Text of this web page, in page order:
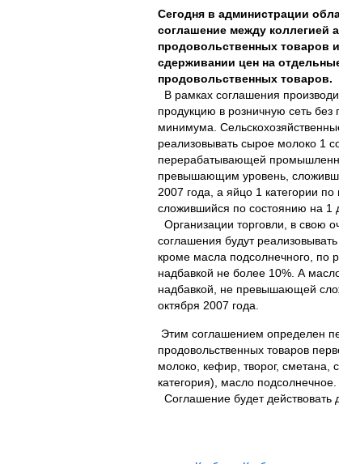
Сегодня в администрации
соглашение между коллегией
продовольственных товаров
сдерживании цен на
продовольственных товаров.
В рамках соглашения
продукцию в розничную сеть без
минимума.
реализовывать сырое молоко 1
перерабатывающей
превышающим уровень,
2007 года, а яйцо 1 категории
сложившийся по состоянию на 1
Организации торговли, в свою
соглашения будут
кроме масла подсолнечного, по
надбавкой не более 10%. А
надбавкой, не превышающей
октября 2007 года.
Этим соглашением определен
продовольственных товаров
молоко, кефир, творог, сметана,
категория), масло подсолнечное.
Соглашение будет действовать